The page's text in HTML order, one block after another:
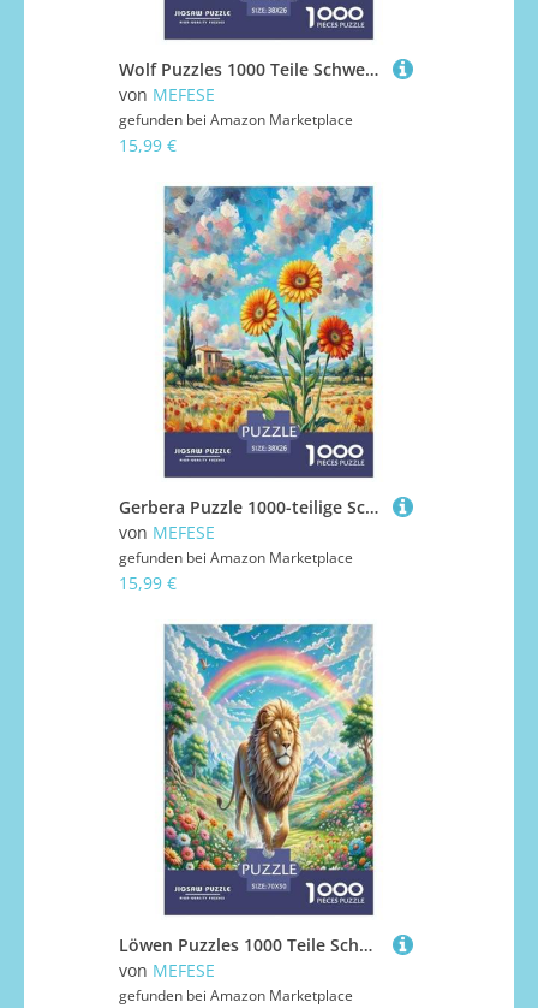
Wolf Puzzles 1000 Teile Schwer Puzzle Spielzeug Pädagogisches Spiel Impossible Herausforderungsspielzeug Für Erwachsene Und Kinder Ab 14 Jahren 38x26cm/1000pcs
von MEFESE
gefunden bei Amazon Marketplace
15,99 €
Gerbera Puzzle 1000-teilige Schwer Puzzle Spielzeug Pädagogisches Spiel Impossible Herausforderung Spielzeug Für Erwachsene Und Kinder in Bewährter 38x26cm/1000pcs
von MEFESE
gefunden bei Amazon Marketplace
15,99 €
Löwen Puzzles 1000 Teile Schwer Puzzle Spielzeug Lernspiel Impossible Herausforderungsspielzeug Für Erwachsene Kinder 70x50cm/1000pcs
von MEFESE
gefunden bei Amazon Marketplace